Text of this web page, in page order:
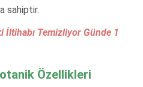
sahiptir.
İltihabı Temizliyor Günde 1
Özellikleri